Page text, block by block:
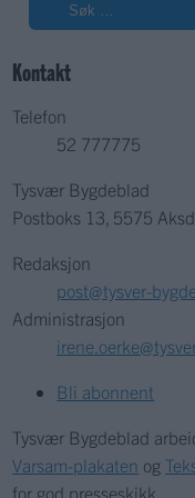
Kontakt
Telefon
52 777775
Tysvær Bygdeblad
Postboks 13, 5575
Redaksjon
post@tysver-
Administrasjon
Bli abonnent
Tysvær Bygdeblad
Varsam-plakaten og
for god presseskikk.